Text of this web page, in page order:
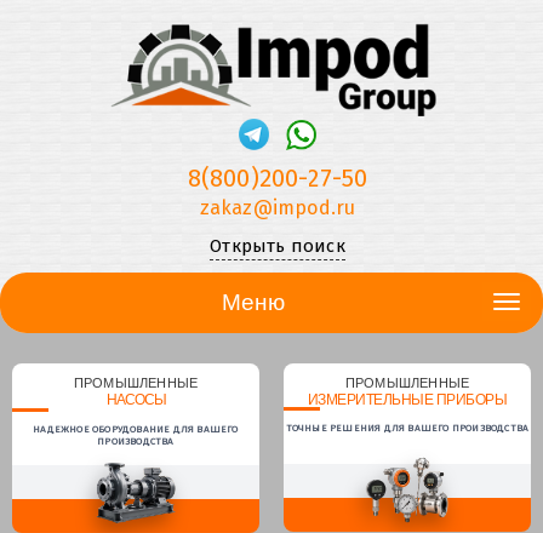
8(800)200-27-50
zakaz@impod.ru
Открыть поиск
Меню
ПРОМЫШЛЕННЫЕ
НАСОСЫ
НАДЕЖНОЕ ОБОРУДОВАНИЕ ДЛЯ ВАШЕГО
ПРОИЗВОДСТВА
ПРОМЫШЛЕННЫЕ
ИЗМЕРИТЕЛЬНЫЕ ПРИБОРЫ
ТОЧНЫЕ РЕШЕНИЯ ДЛЯ ВАШЕГО ПРОИЗВОДСТВА